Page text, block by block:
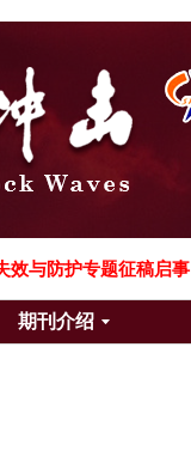
度审稿专家致谢
效与防护专题征稿启事
专题征稿启事
征稿启事
编委入选人员名单
期刊介绍